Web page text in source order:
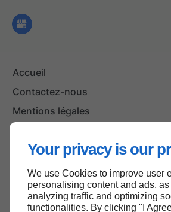
Your privacy is our
We use Cookies to improve user
personalising content and ads,
analyzing traffic and optimizing
functionalities. By clicking "I
Accueil
Contactez-nous
Mentions légales
Haut de page